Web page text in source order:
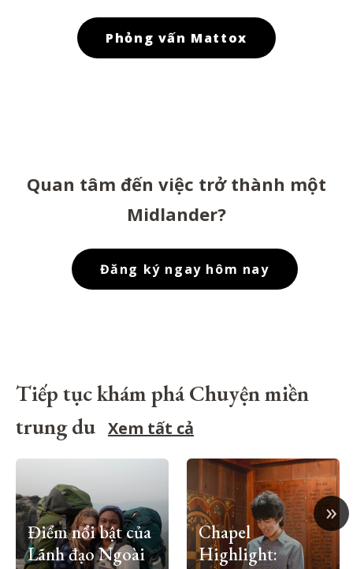
Phỏng vấn Mattox
Quan tâm đến việc trở thành một
Midlander?
Đăng ký ngay hôm nay
»
Tiếp tục khám phá Chuyện miền
trung du Xem tất cả
Điểm nổi bật của
Lãnh đạo Ngoài
Chapel
Highlight: